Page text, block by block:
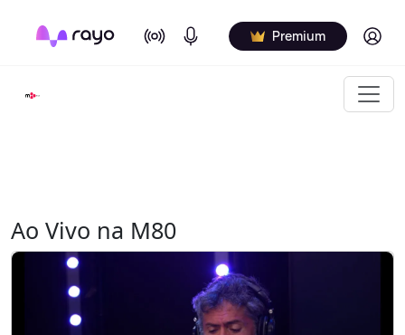
On Air Podcasts Premium Log in
Ao Vivo na M80